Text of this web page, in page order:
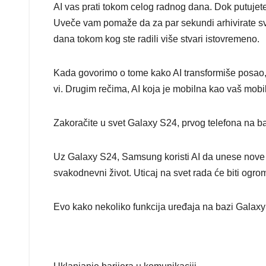
AI vas prati tokom celog radnog dana. Dok
Uveče vam pomaže da za par sekundi arhivirate
dana tokom kog ste radili više stvari istovremeno.
Kada govorimo o tome kako AI transformiše
vi. Drugim rečima, AI koja je mobilna kao vaš
Zakoračite u svet Galaxy S24, prvog telefona na
Uz Galaxy S24, Samsung koristi AI da unese
svakodnevni život. Uticaj na svet rada će biti
Evo kako nekoliko funkcija uređaja na bazi
VIKEND FERMARKET
MOL
nastavlja
stazom
uspeha